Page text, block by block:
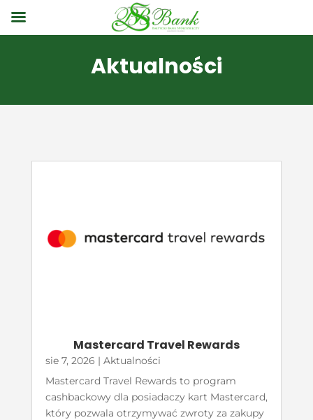
Aktualności
Mastercard Travel Rewards
sie 7, 2026 | Aktualności
Mastercard Travel Rewards to program
cashbackowy dla posiadaczy kart Mastercard,
który pozwala otrzymywać zwroty za zakupy